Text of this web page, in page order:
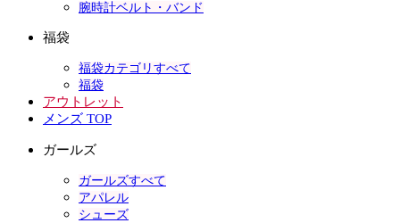
腕時計ベルト・バンド
福袋
福袋カテゴリすべて
福袋
アウトレット
メンズ TOP
ガールズ
ガールズすべて
アパレル
シューズ